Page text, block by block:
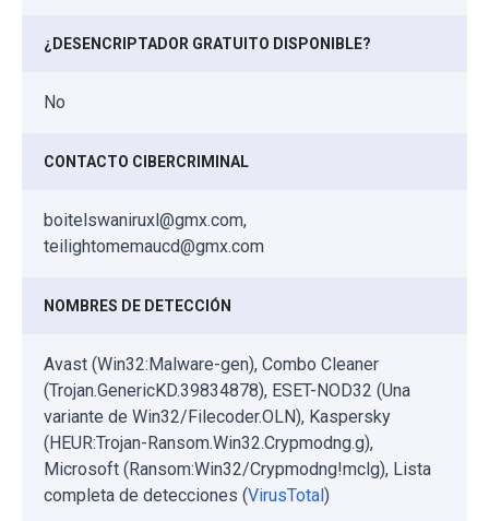
¿DESENCRIPTADOR GRATUITO DISPONIBLE?
No
CONTACTO CIBERCRIMINAL
boitelswaniruxl@gmx.com,
teilightomemaucd@gmx.com
NOMBRES DE DETECCIÓN
Avast (Win32:Malware-gen), Combo Cleaner
(Trojan.GenericKD.39834878), ESET-NOD32 (Una
variante de Win32/Filecoder.OLN), Kaspersky
(HEUR:Trojan-Ransom.Win32.Crypmodng.g),
Microsoft (Ransom:Win32/Crypmodng!mclg), Lista
completa de detecciones (VirusTotal)